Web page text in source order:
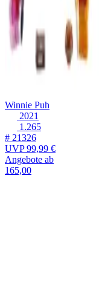
Winnie Puh
2021
1.265
# 21326
UVP99,99 €
Angebote ab
165,00